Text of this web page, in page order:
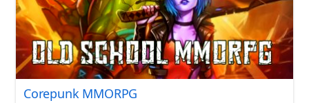
Corepunk MMORPG